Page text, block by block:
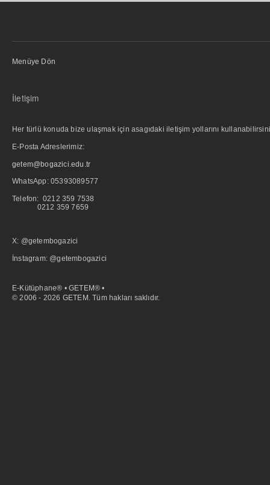
Menüye Dön
İletişim
Her türlü konuda bize ulaşmak için asagıdaki iletişim yollarını
E-Posta Adreslerimiz:
getem@bogazici.edu.tr
WhatsApp: 05393089577
Telefon: 0212 359 7538
0212 359 7659
X: @getembogazici
İnstagram: @getembogazici
E-Kütüphane® • GETEM® •
© 2006 - 2026 GETEM. Tüm hakları saklıdır.